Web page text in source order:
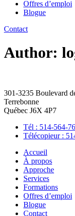
Offres d’emploi
Blogue
Contact
Author:
301-3235 Boulevard
Terrebonne
Québec J6X 4P7
Tél : 514-564-
Télécopieur :
Accueil
À propos
Approche
Services
Formations
Offres d’emploi
Blogue
Contact